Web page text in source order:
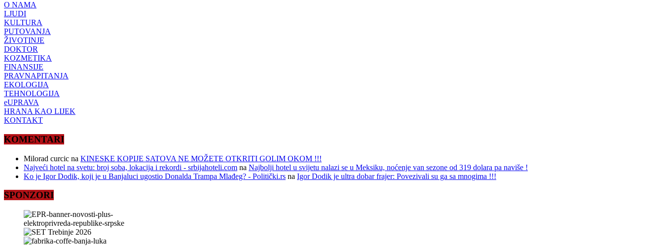
O NAMA
LJUDI
KULTURA
PUTOVANJA
ŽIVOTINJE
DOKTOR
KOZMETIKA
FINANSIJE
PRAVNAPITANJA
EKOLOGIJA
TEHNOLOGIJA
eUPRAVA
HRANA KAO LIJEK
KONTAKT
KOMENTARI
Milorad curcic na KINESKE KOPIJE SATOVA NE MOŽETE OTKRITI GOLIM OKOM !!!
Najveći hotel na svetu: broj soba, lokacija i rekordi - srbijahoteli.com na Najbolji hotel u svijetu nalazi se u Meksiku, noćenje van sezone od 319 dolara pa naviše !
Ko je Igor Dodik, koji je u Banjaluci ugostio Donalda Trampa Mlađeg? - Politički.rs na Igor Dodik je ultra dobar frajer: Povezivali su ga sa mnogima !!!
SPONZORI